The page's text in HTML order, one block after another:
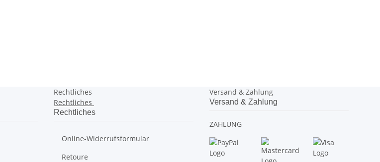
Rechtliches
Rechtliches
Rechtliches
Online-Widerrufsformular
Retoure
Versand & Zahlung
Versand & Zahlung
ZAHLUNG